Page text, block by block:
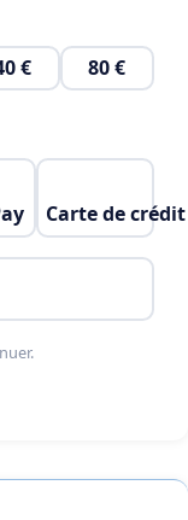
€ 80 €
Carte de crédit